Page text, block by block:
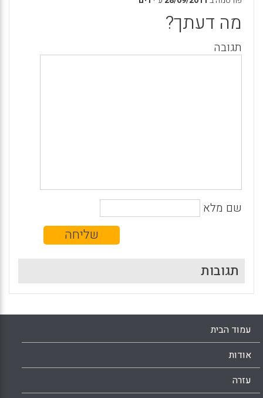
מה דעתך?
תגובה
שם מלא
תגובות
עמוד הבית
אודות
עזרה